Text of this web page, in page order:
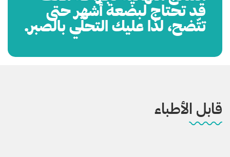
قد تحتاج لبضعة أشهر حتى
تتّضح، لذا عليك التحلّي بالصبر.
قابل الأطباء